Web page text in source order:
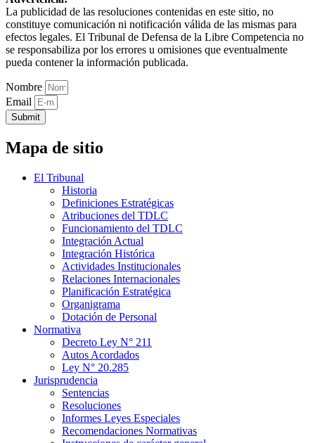
La publicidad de las resoluciones contenidas en este sitio, no
constituye comunicación ni notificación válida de las mismas para
efectos legales. El Tribunal de Defensa de la Libre Competencia no
se responsabiliza por los errores u omisiones que eventualmente
pueda contener la información publicada.
Nombre
Email
Submit
Mapa de sitio
El Tribunal
Historia
Definiciones Estratégicas
Atribuciones del TDLC
Funcionamiento del TDLC
Integración Actual
Integración Histórica
Actividades Institucionales
Relaciones Internacionales
Planificación Estratégica
Organigrama
Dotación de Personal
Normativa
Decreto Ley N° 211
Autos Acordados
Ley N° 20.285
Jurisprudencia
Sentencias
Resoluciones
Informes Leyes Especiales
Recomendaciones Normativas